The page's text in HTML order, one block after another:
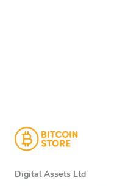
Digital Assets Ltd